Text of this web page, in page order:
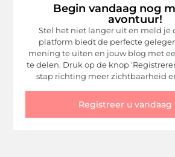
Begin vandaag nog
avontuur!
Stel het niet langer uit en meld je
platform biedt de perfecte
mening te uiten en jouw blog met
te delen. Druk op de knop
stap richting meer zichtbaarheid
Registreer u vandaag